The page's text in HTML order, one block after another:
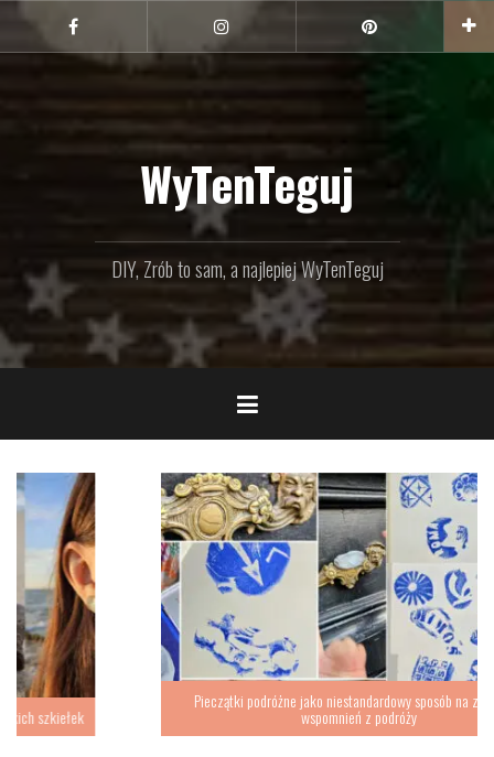
treści
Facebook Instagram
WyTenTeguj
DIY, Zrób to sam, a najlepiej WyTenTeguj
Pieczątki podróżne jako niestandardowy sposób na zbieranie
wspomnień z podróży